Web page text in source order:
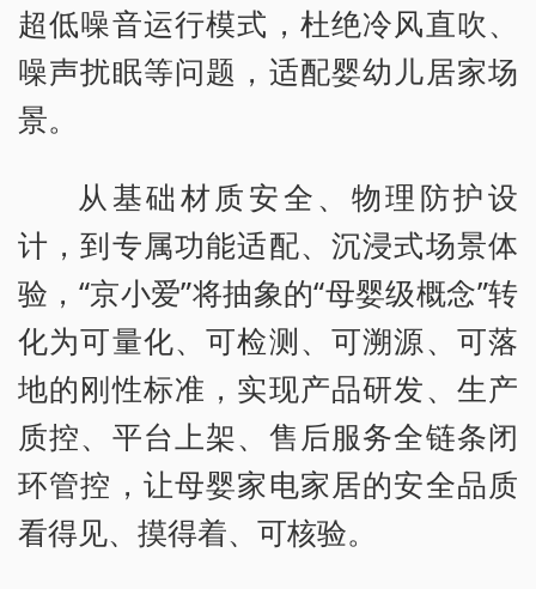
超低噪音运行模式，杜绝冷风直吹、
噪声扰眠等问题，适配婴幼儿居家场
景。
从基础材质安全、物理防护设
计，到专属功能适配、沉浸式场景体
验，“京小爱”将抽象的“母婴级概念”转
化为可量化、可检测、可溯源、可落
地的刚性标准，实现产品研发、生产
质控、平台上架、售后服务全链条闭
环管控，让母婴家电家居的安全品质
看得见、摸得着、可核验。